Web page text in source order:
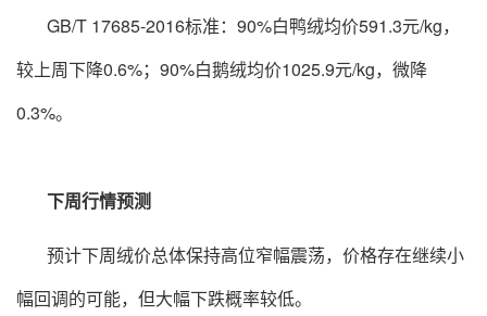
GB/T 17685-2016标准：90%白鸭绒均价591.3元/kg，
较上周下降0.6%；90%白鹅绒均价1025.9元/kg，微降
0.3%。
下周行情预测
预计下周绒价总体保持高位窄幅震荡，价格存在继续小
幅回调的可能，但大幅下跌概率较低。